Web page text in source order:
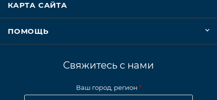
КАРТА САЙТА
ПОМОЩЬ
Свяжитесь с нами
Ваш город, регион *